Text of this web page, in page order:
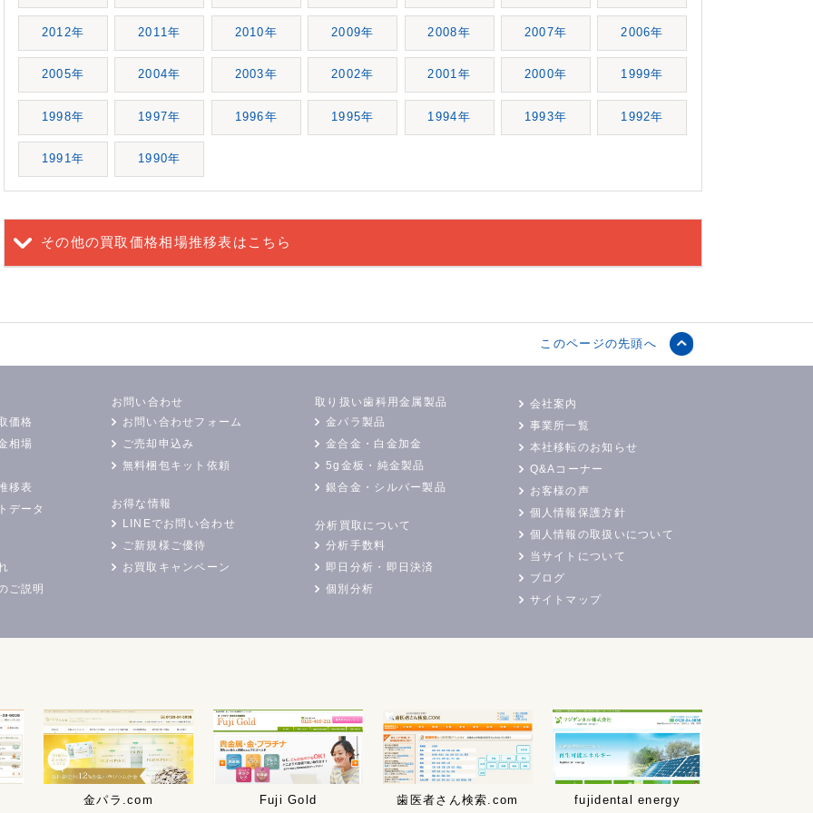
2012年 2011年 2010年 2009年 2008年 2007年 2006年
2005年 2004年 2003年 2002年 2001年 2000年 1999年
1998年 1997年 1996年 1995年 1994年 1993年 1992年
1991年 1990年
その他の買取価格相場推移表はこちら
このページの先頭へ
価格
相場
移表
データ
ご説明
お問い合わせ
お問い合わせフォーム
ご売却申込み
無料梱包キット依頼
お得な情報
LINEでお問い合わせ
ご新規様ご優待
お買取キャンペーン
取り扱い歯科用金属製品
金パラ製品
金合金・白金加金
5g金板・純金製品
銀合金・シルバー製品
分析買取について
分析手数料
即日分析・即日決済
個別分析
会社案内
事業所一覧
本社移転のお知らせ
Q&Aコーナー
お客様の声
個人情報保護方針
個人情報の取扱いについて
当サイトについて
ブログ
サイトマップ
金パラ.com Fuji Gold 歯医者さん検索.com fujidental energy